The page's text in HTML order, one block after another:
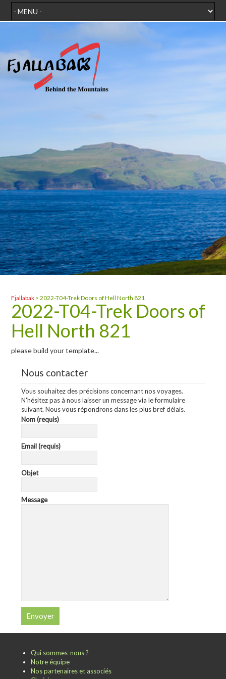
Fjallabak >2022-T04-Trek Doors of Hell North 821
2022-T04-Trek Doors of
Hell North 821
please build your template...
Nous contacter
Vous souhaitez des précisions concernant nos voyages.
N'hésitez pas à nous laisser un message via le formulaire
suivant. Nous vous répondrons dans les plus bref délais.
Nom (requis)
Email (requis)
Objet
Message
Qui sommes-nous ?
Notre équipe
Nos partenaires et associés